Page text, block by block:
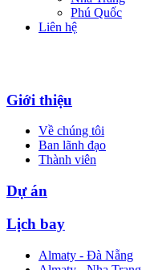
Phú Quốc
Liên hệ
Giới thiệu
Về chúng tôi
Ban lãnh đạo
Thành viên
Dự án
Lịch bay
Almaty - Đà Nẵng